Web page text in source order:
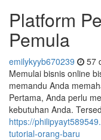
Platform
Pemula
emilykyyb670239 57
Memulai bisnis online
memandu Anda
Pertama, Anda perlu
kebutuhan Anda.
https://
tutorial-orang-baru